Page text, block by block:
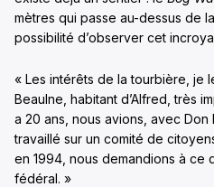
mètres qui passe au-dessus de
possibilité d’observer cet
« Les intérêts de la tourbière, je
Beaulne, habitant d’Alfred, très
a 20 ans, nous avions, avec
travaillé sur un comité de
en 1994, nous demandions à
fédéral. »